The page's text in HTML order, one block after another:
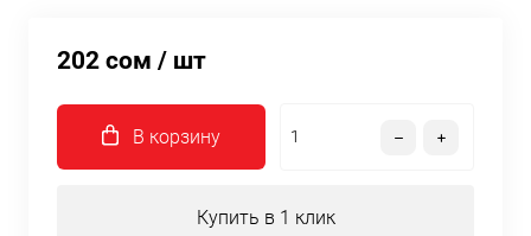
202 сом / шт
В корзину
Купить в 1 клик